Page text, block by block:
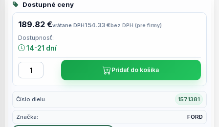
Číslo dielu: 1571381
Značka: FORD
Dostupné ceny
189.82 €vrátane DPH154.33 €bez DPH (pre firmy)
Dostupnosť:
14-21 dní
Pridať do košíka